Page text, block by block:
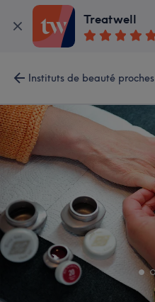
Treatwell
Instituts de beauté proches